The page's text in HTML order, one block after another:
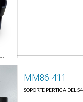
MM86-411
SOPORTE PERTIGA DEL S4